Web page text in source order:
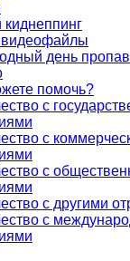
видеофайлы
день
помочь?
с
с
с
с другими
с